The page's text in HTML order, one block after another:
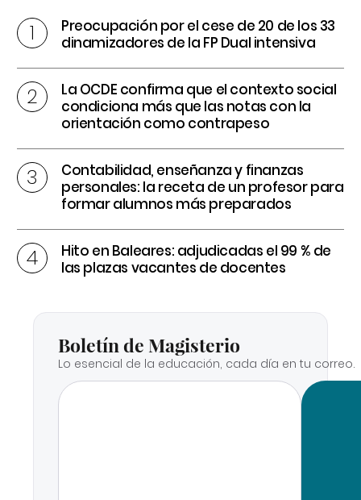
Preocupación por el cese de 20 de los 33
dinamizadores de la FP Dual intensiva
La OCDE confirma que el contexto social
condiciona más que las notas con la
orientación como contrapeso
Contabilidad, enseñanza y finanzas
personales: la receta de un profesor para
formar alumnos más preparados
Hito en Baleares: adjudicadas el 99 % de
las plazas vacantes de docentes
Boletín de Magisterio
Lo esencial de la educación, cada día en tu correo.